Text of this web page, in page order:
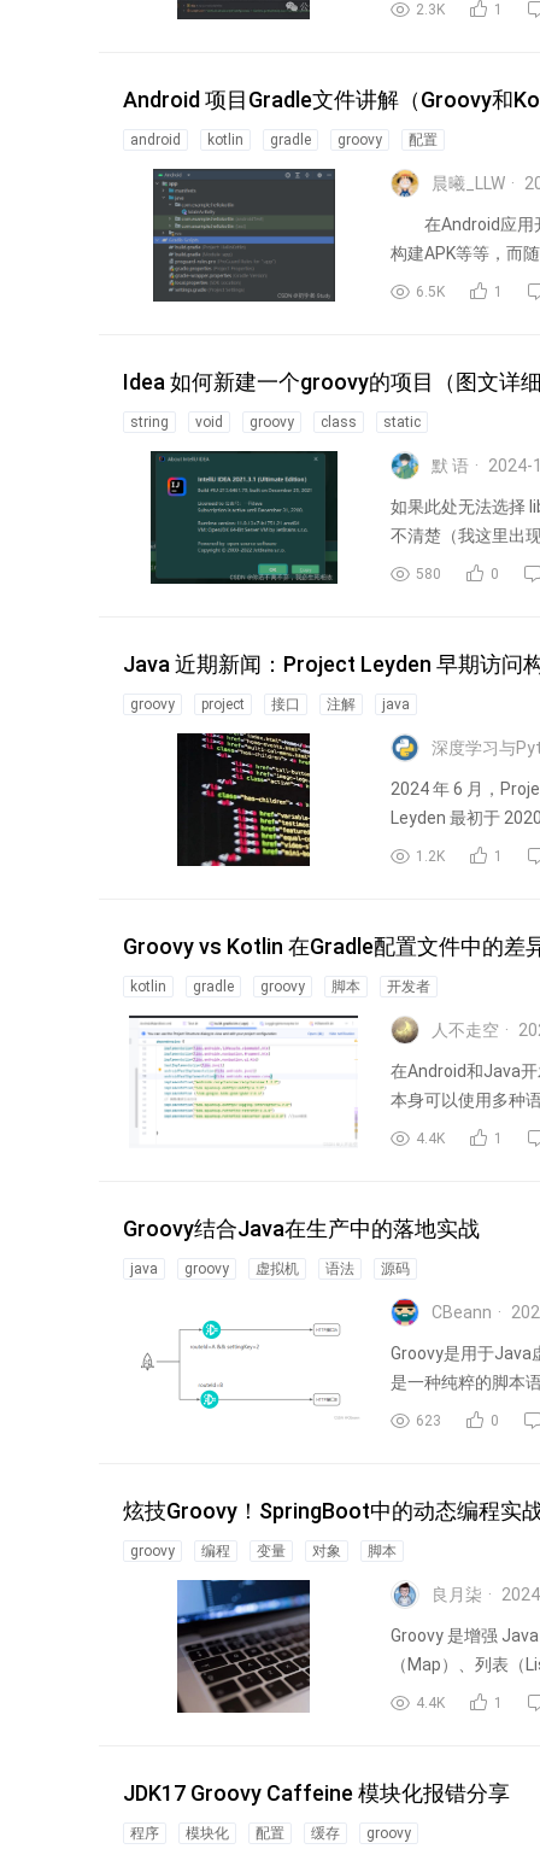
2.3K 1
Android 项目Gradle文件讲解（Groovy和
android kotlin gradle groovy 配置
晨曦_LLW
在Android应用开
构建APK等等，而
6.5K 1
Idea 如何新建一个groovy的项目（图文详
string void groovy class static
默 语 2024-
如果此处无法选择
不清楚（我这里出
580 0
Java 近期新闻：Project Leyden 早期访问
groovy project 接口 注解 java
2024 年 6 月，
Leyden 最初于
1.2K 1
Groovy vs Kotlin 在Gradle配置文件中的差
kotlin gradle groovy 脚本 开发者
人不走空
在Android和Java
本身可以使用多种
4.4K 1
Groovy结合Java在生产中的落地实战
java groovy 虚拟机 语法 源码
CBeann
Groovy是用于Java
是一种纯粹的脚本
623 0
炫技Groovy！SpringBoot中的动态编程实
groovy 编程 变量 对象 脚本
良月柒
Groovy 是增强
（Map）、列表（
4.4K 1
JDK17 Groovy Caffeine 模块化报错分享
程序 模块化 配置 缓存 groovy